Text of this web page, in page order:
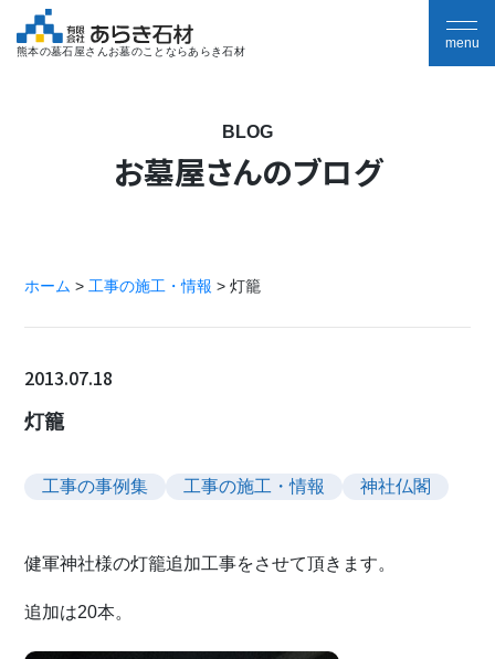
熊本の墓石屋さんお墓のことならあらき石材
BLOG
お墓屋さんのブログ
ホーム > 工事の施工・情報 >灯籠
2013.07.18
灯籠
工事の事例集 工事の施工・情報 神社仏閣
健軍神社様の灯籠追加工事をさせて頂きます。
追加は20本。